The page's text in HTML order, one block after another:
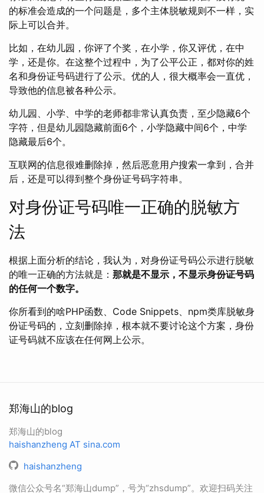
的标准会造成的一个问题是，多个主体脱敏规则不一样，实
际上可以合并。
比如，在幼儿园，你评了个奖，在小学，你又评优，在中
学，还是你。在这整个过程中，为了公平公正，都对你的姓
名和身份证号码进行了公示。优的人，很大概率会一直优，
导致他的信息被各种公示。
幼儿园、小学、中学的老师都非常认真负责，至少隐藏6个
字符，但是幼儿园隐藏前面6个，小学隐藏中间6个，中学
隐藏最后6个。
互联网的信息很难删除掉，然后恶意用户搜索一拿到，合并
后，还是可以得到整个身份证号码字符串。
对身份证号码唯一正确的脱敏方
法
根据上面分析的结论，我认为，对身份证号码公示进行脱敏
的唯一正确的方法就是： 那就是不显示，不显示身份证号码
的任何一个数字。
你所看到的啥PHP函数、Code Snippets、npm类库脱敏身
份证号码的，立刻删除掉，根本就不要讨论这个方案，身份
证号码就不应该在任何网上公示。
郑海山的blog
郑海山的blog
haishanzheng AT sina.com
haishanzheng
微信公众号名“郑海山dump”，号为“zhsdump”。欢迎扫码关注